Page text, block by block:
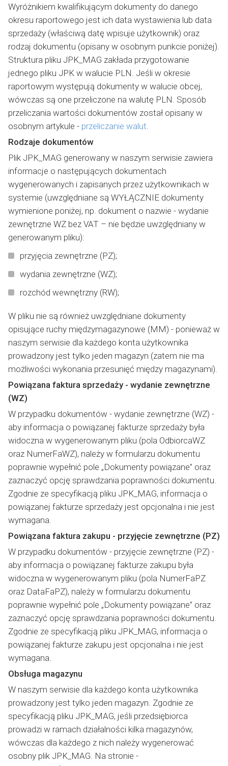
Wyróżnikiem kwalifikującym dokumenty do danego
okresu raportowego jest ich data wystawienia lub data
sprzedaży (właściwą datę wpisuje użytkownik) oraz
rodzaj dokumentu (opisany w osobnym punkcie poniżej).
Struktura pliku JPK_MAG zakłada przygotowanie
jednego pliku JPK w walucie PLN. Jeśli w okresie
raportowym występują dokumenty w walucie obcej,
wówczas są one przeliczone na walutę PLN. Sposób
przeliczania wartości dokumentów został opisany w
osobnym artykule - przeliczanie walut.
Rodzaje dokumentów
Plik JPK_MAG generowany w naszym serwisie zawiera
informacje o następujących dokumentach
wygenerowanych i zapisanych przez użytkownikach w
systemie (uwzględniane są WYŁĄCZNIE dokumenty
wymienione poniżej, np. dokument o nazwie - wydanie
zewnętrzne WZ bez VAT – nie będzie uwzględniany w
generowanym pliku):
przyjęcia zewnętrzne (PZ);
wydania zewnętrzne (WZ);
rozchód wewnętrzny (RW);
W pliku nie są również uwzględniane dokumenty
opisujące ruchy międzymagazynowe (MM) - ponieważ w
naszym serwisie dla każdego konta użytkownika
prowadzony jest tylko jeden magazyn (zatem nie ma
możliwości wykonania przesunięć między magazynami).
Powiązana faktura sprzedaży - wydanie zewnętrzne
(WZ)
W przypadku dokumentów - wydanie zewnętrzne (WZ) -
aby informacja o powiązanej fakturze sprzedaży była
widoczna w wygenerowanym pliku (pola OdbiorcaWZ
oraz NumerFaWZ), należy w formularzu dokumentu
poprawnie wypełnić pole „Dokumenty powiązane” oraz
zaznaczyć opcję sprawdzania poprawności dokumentu.
Zgodnie ze specyfikacją pliku JPK_MAG, informacja o
powiązanej fakturze sprzedaży jest opcjonalna i nie jest
wymagana.
Powiązana faktura zakupu - przyjęcie zewnętrzne (PZ)
W przypadku dokumentów - przyjęcie zewnętrzne (PZ) -
aby informacja o powiązanej fakturze zakupu była
widoczna w wygenerowanym pliku (pola NumerFaPZ
oraz DataFaPZ), należy w formularzu dokumentu
poprawnie wypełnić pole „Dokumenty powiązane” oraz
zaznaczyć opcję sprawdzania poprawności dokumentu.
Zgodnie ze specyfikacją pliku JPK_MAG, informacja o
powiązanej fakturze zakupu jest opcjonalna i nie jest
wymagana.
Obsługa magazynu
W naszym serwisie dla każdego konta użytkownika
prowadzony jest tylko jeden magazyn. Zgodnie ze
specyfikacją pliku JPK_MAG, jeśli przedsiębiorca
prowadzi w ramach działalności kilka magazynów,
wówczas dla każdego z nich należy wygenerować
osobny plik JPK_MAG. Na stronie -